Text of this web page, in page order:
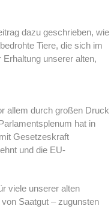
dazu geschrieben, wie
Tiere, die sich im
unserer alten,
allem durch großen Druck
hat in
Gesetzeskraft
und die EU-
viele unserer alten
Saatgut – zugunsten